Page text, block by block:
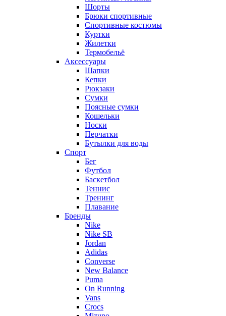
Шорты
Брюки спортивные
Спортивные костюмы
Куртки
Жилетки
Термобельё
Аксессуары
Шапки
Кепки
Рюкзаки
Сумки
Поясные сумки
Кошельки
Носки
Перчатки
Бутылки для воды
Спорт
Бег
Футбол
Баскетбол
Теннис
Тренинг
Плавание
Бренды
Nike
Nike SB
Jordan
Adidas
Converse
New Balance
Puma
On Running
Vans
Crocs